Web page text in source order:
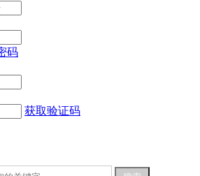
码
获取验证码